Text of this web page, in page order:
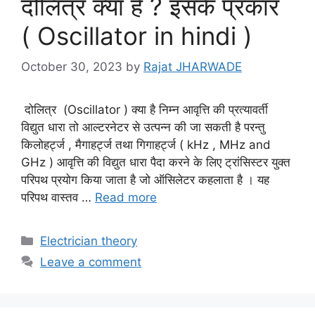
दोलित्र क्या है ? इसके प्रकार
( Oscillator in hindi )
October 30, 2023 by Rajat JHARWADE
दोलित्र (Oscillator ) क्या है निम्न आवृत्ति की प्रत्यावर्ती
विद्युत धारा तो आल्टरनेटर से उत्पन्न की जा सकती है परन्तु
किलोहर्ट्ज , मैगाहर्ट्ज तथा गिगाहर्ट्ज ( kHz , MHz and
GHz ) आवृत्ति की विद्युत धारा पैदा करने के लिए ट्रांसिस्टर युक्त
परिपथ प्रयोग किया जाता है जो ऑसिलेटर कहलाता है । यह
परिपथ वास्तव … Read more
Categories
Electrician theory
Leave a comment